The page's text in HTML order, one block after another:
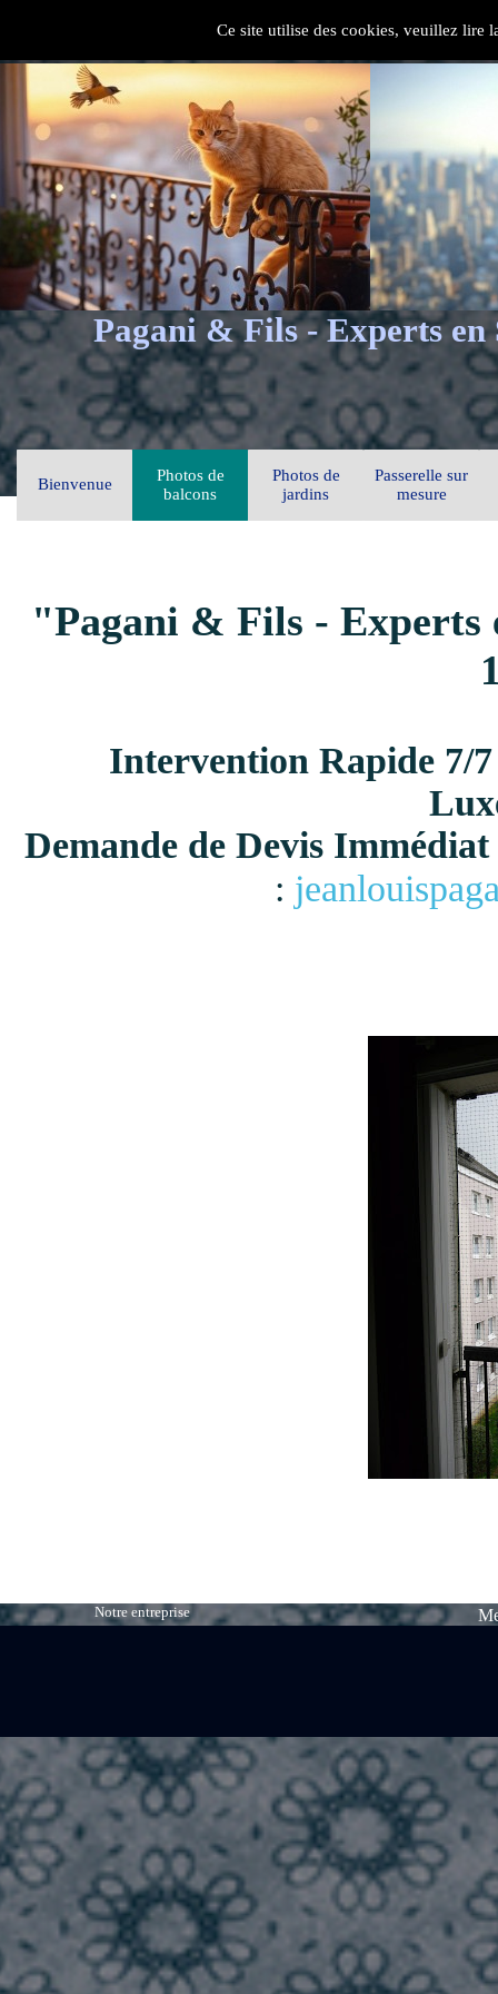
Ce site utilise des cookies, veuillez lire
Pagani & Fils - Experts en
Bienvenue
Photos de
balcons
Photos de
jardins
Passerelle sur
mesure
"Pagani & Fils - Experts
Intervention Rapide 7/
Demande de Devis
:
Notre entreprise